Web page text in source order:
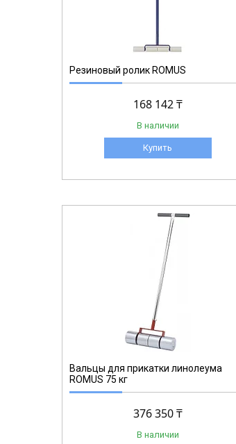
Резиновый ролик ROMUS
168 142 ₸
В наличии
Купить
Вальцы для прикатки линолеума
ROMUS 75 кг
376 350 ₸
В наличии